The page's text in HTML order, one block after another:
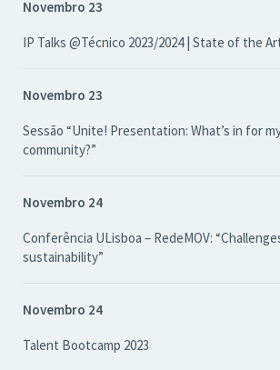
Novembro 23
IP Talks @Técnico 2023/2024 | State of the
Novembro 23
Sessão “Unite! Presentation: What’s in for
community?”
Novembro 24
Conferência ULisboa – RedeMOV:
sustainability”
Novembro 24
Talent Bootcamp 2023